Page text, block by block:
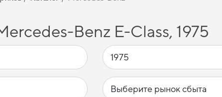
Benz E-Class, 1975